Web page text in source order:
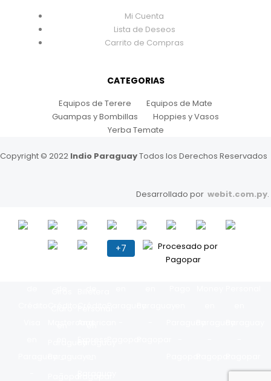
Mi Cuenta
Lista de Deseos
Carrito de Compras
CATEGORIAS
Equipos de Terere
Equipos de Mate
Guampas y Bombillas
Hoppies y Vasos
Yerba Temate
Copyright © 2022 Indio ParaguayTodos los Derechos Reservados
Desarrollado por webit.com.py.